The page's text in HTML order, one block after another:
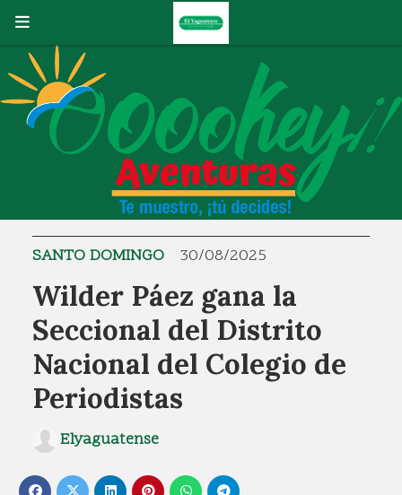
Wilder Páez gana la
Seccional del Distrito
Nacional del Colegio de
Periodistas
SANTO DOMINGO 30/08/2025
Elyaguatense